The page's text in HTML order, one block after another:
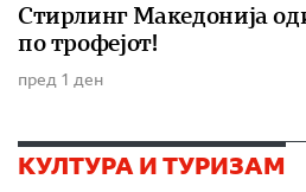
Стирлинг Македонија
по трофејот!
пред 1 ден
КУЛТУРА И ТУРИЗАМ